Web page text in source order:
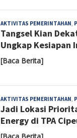
AKTIVITAS PEMERINTAHAN,
Tangsel Kian
Ungkap
[Baca Berita]
AKTIVITAS PEMERINTAHAN,
Jadi Lokasi
Energy di TPA